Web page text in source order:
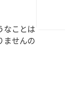
なことは
ませんの